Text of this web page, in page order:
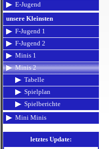
E-Jugend
unsere Kleinsten
F-Jugend 1
F-Jugend 2
Minis 1
Minis 2
Tabelle
Spielplan
Spielberichte
Mini Minis
letztes Update: